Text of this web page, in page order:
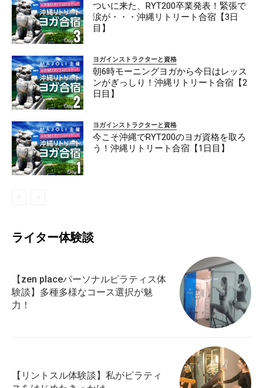
ついに来た、RYT200卒業発表！緊張で
涙が・・・沖縄リトリート合宿【3日
目】
ヨガインストラクターと資格
朝6時モーニングヨガから今日はレッス
ンがぎっしり！沖縄リトリート合宿【2
日目】
ヨガインストラクターと資格
今こそ沖縄でRYT200のヨガ資格を取ろ
う！沖縄リトリート合宿【1日目】
ライター体験談
ダイエット
【zen placeパーソナルピラティス体
験談】多種多様なコース選択が魅
力！
【リントスル体験談】私がピラティ